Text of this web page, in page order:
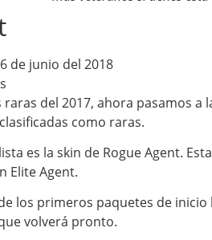
de junio del 2018
del 2017, ahora pasamos a
como raras.
es la skin de Rogue Agent.
Elite Agent.
los primeros paquetes de
volverá pronto.